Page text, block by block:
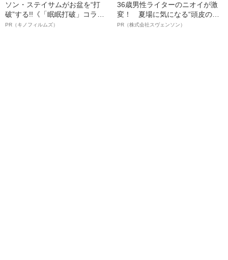
ソン・ステイサムがお盆を“打
破”する!!《「眠眠打破」コラ
ボ》
PR（キノフィルムズ）
36歳男性ライターのニオイが激
変！ 夏場に気になる“頭皮のニ
オイ”や“ベタつき”を解消す
PR（株式会社スヴェンソン）